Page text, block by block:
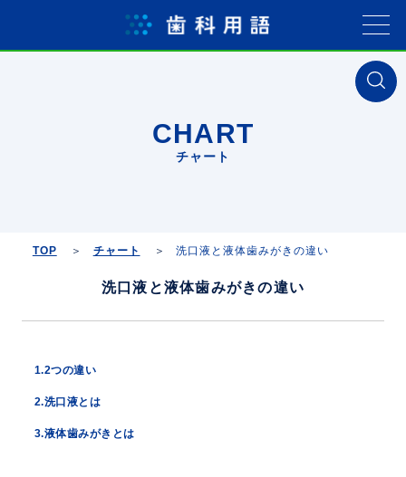
CHART
チャート
TOP チャート 洗口液と液体歯みがきの違い
洗口液と液体歯みがきの違い
1.2つの違い
2.洗口液とは
3.液体歯みがきとは